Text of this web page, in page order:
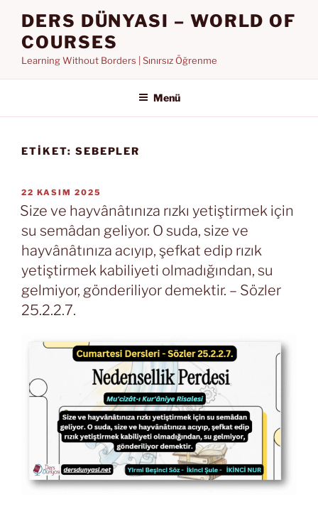
DERS DÜNYASI – WORLD OF
COURSES
Learning Without Borders | Sınırsız Öğrenme
Menü
ETIKET: SEBEPLER
YAYIM
TARIHI
22 KASIM 2025
Size ve hayvânâtınıza rızkı yetiştirmek için
su semâdan geliyor. O suda, size ve
hayvânâtınıza acıyıp, şefkat edip rızık
yetiştirmek kabiliyeti olmadığından, su
gelmiyor, gönderiliyor demektir. – Sözler
25.2.2.7.